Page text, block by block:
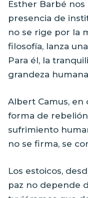
Esther Barbé nos
presencia de
no se rige por la
filosofía, lanza
Para él, la
grandeza
Albert Camus, en
forma de
sufrimiento
no se firma, se
Los estoicos,
paz no depende